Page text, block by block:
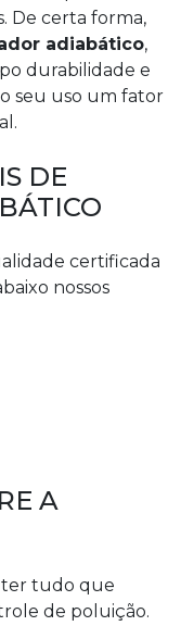
De certa forma,
adiabático,
durabilidade e
seu uso um fator
DE
certificada
nossos
A
ter tudo que
de poluição.